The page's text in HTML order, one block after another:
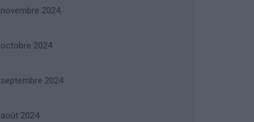
novembre 2024
octobre 2024
septembre 2024
août 2024